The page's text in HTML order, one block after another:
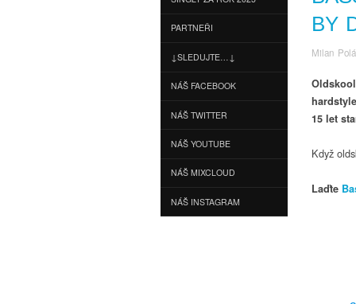
PARTNEŘI
↓SLEDUJTE…↓
NÁŠ FACEBOOK
NÁŠ TWITTER
NÁŠ YOUTUBE
NÁŠ MIXCLOUD
NÁŠ INSTAGRAM
BY
Milan
15 let
Když
Laďte